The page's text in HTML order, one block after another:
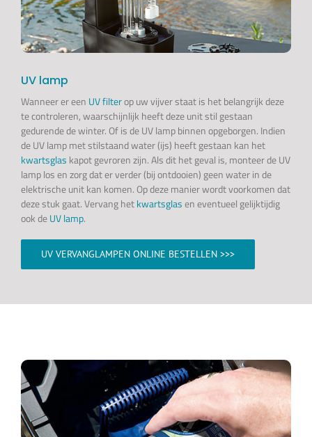
UV lamp
Wanneer er een UV filterop uw vijver staat is het belangrijk deze
te controleren, waarschijnlijk heeft deze unit stil gestaan
gedurende de winter. Of is de UV lamp binnen opgeborgen. Indien
de UV lamp met stilstaand water (ijs) heeft gestaan kan het
kwartsglas kapot gevroren zijn. Als dit het geval is, monteer de UV
lamp los en zorg dat er verder (bij ontdooien) geen water in de
elektrische unit kan komen. Op deze manier wordt voorkomen dat
deze stuk gaat. Vervang hetkwartsglasen eventueel gelijktijdig
ook deUV lamp.
UV VERVANGLAMPEN ONLINE BESTELLEN >>>